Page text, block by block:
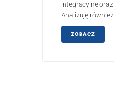
integracyjne
Analizuję
ZOBACZ